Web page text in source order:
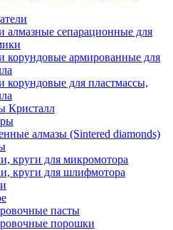
алмазные сепарационные для
корундовые армированные для
корундовые для пластмассы,
Кристалл
алмазы (Sintered diamonds)
круги для микромотора
круги для шлифмотора
пасты
порошки